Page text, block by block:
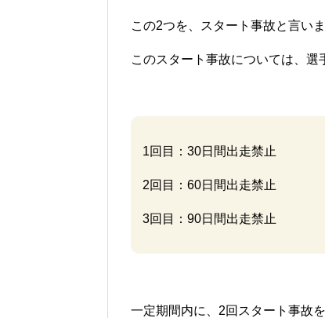
この2つを、スタート事故と言いま
このスタート事故については、選
1回目：30日間出走禁止
2回目：60日間出走禁止
3回目：90日間出走禁止
一定期間内に、2回スタート事故